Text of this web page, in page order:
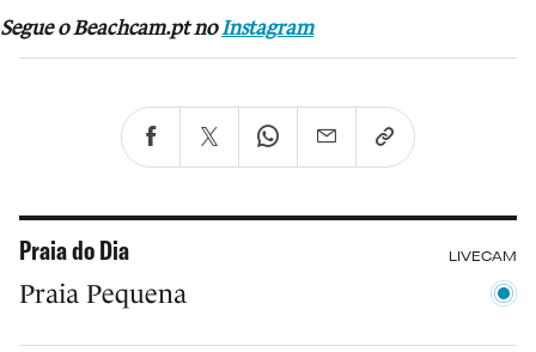
Segue o Beachcam.pt no Instagram
Praia do Dia LIVECAM
Praia Pequena